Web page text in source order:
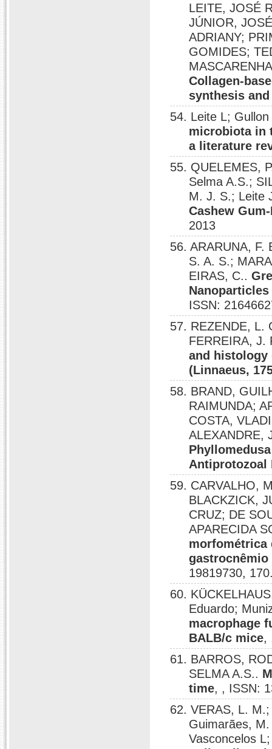
LEITE, JOSÉ
JÚNIOR,
ADRIANY;
GOMIDES;
Collagen-
synthesis
54. Leite L;
microbiota in
a literature
55. QUELEMES,
Selma A.S.;
M. J. S.; Leite
Cashew
2013
56. ARARUNA, F.
S. A. S.;
EIRAS, C..
Nanoparticles
ISSN:
57. REZENDE, L.
FERREIRA,
and histology
(Linnaeus,
58. BRAND,
RAIMUNDA;
COSTA,
ALEXANDRE,
Antiprotozoal
59. CARVALHO,
BLACKZICK,
CRUZ; DE
APARECIDA
morfométrica
gastrocnêmio
19819730,
60.
Eduardo;
macrophage
BALB/c mice,
61. BARROS,
SELMA A.S..
time, , ISSN:
62. VERAS, L.
Guimarães,
Vasconcelos